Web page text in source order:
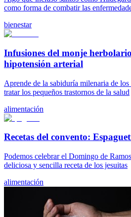
como forma de combatir las
bienestar
Infusiones del monje
hipotensión arterial
Aprende de la sabiduría milenaria de
tratar los pequeños trastornos de la salud
alimentación
Recetas del convento:
Podemos celebrar el Domingo de
deliciosa y sencilla receta de los jesuitas
alimentación